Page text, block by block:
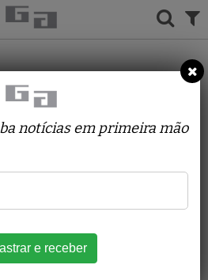
SÔNIA MENNA BARRETO
notícias em primeira mão